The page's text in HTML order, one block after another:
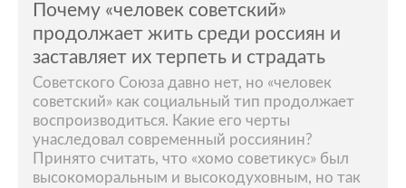
Почему «человек советский»
продолжает жить среди россиян и
заставляет их терпеть и страдать
Советского Союза давно нет, но «человек
советский» как социальный тип продолжает
воспроизводиться. Какие его черты
унаследовал современный россиянин?
Принято считать, что «хомо советикус» был
высокоморальным и высокодуховным, но так